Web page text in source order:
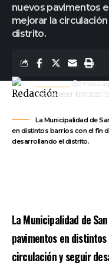
nuevos pavimentos
mejorar la
distrito.
Last updated: 18/11/2025
9 meses
La Municipalidad de
en distintos barrios con el fin
desarrollando el distrito.
La Municipalidad de
pavimentos en
circulación y seguir